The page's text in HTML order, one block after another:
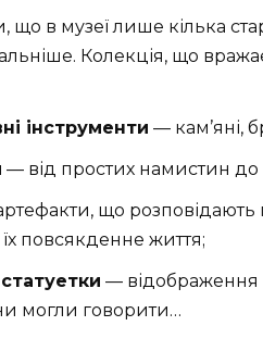
в музеї лише кілька
Колекція, що
інструменти — кам’яні,
— від простих намистин
що
повсякденне життя;
статуетки — відображення
могли говорити…